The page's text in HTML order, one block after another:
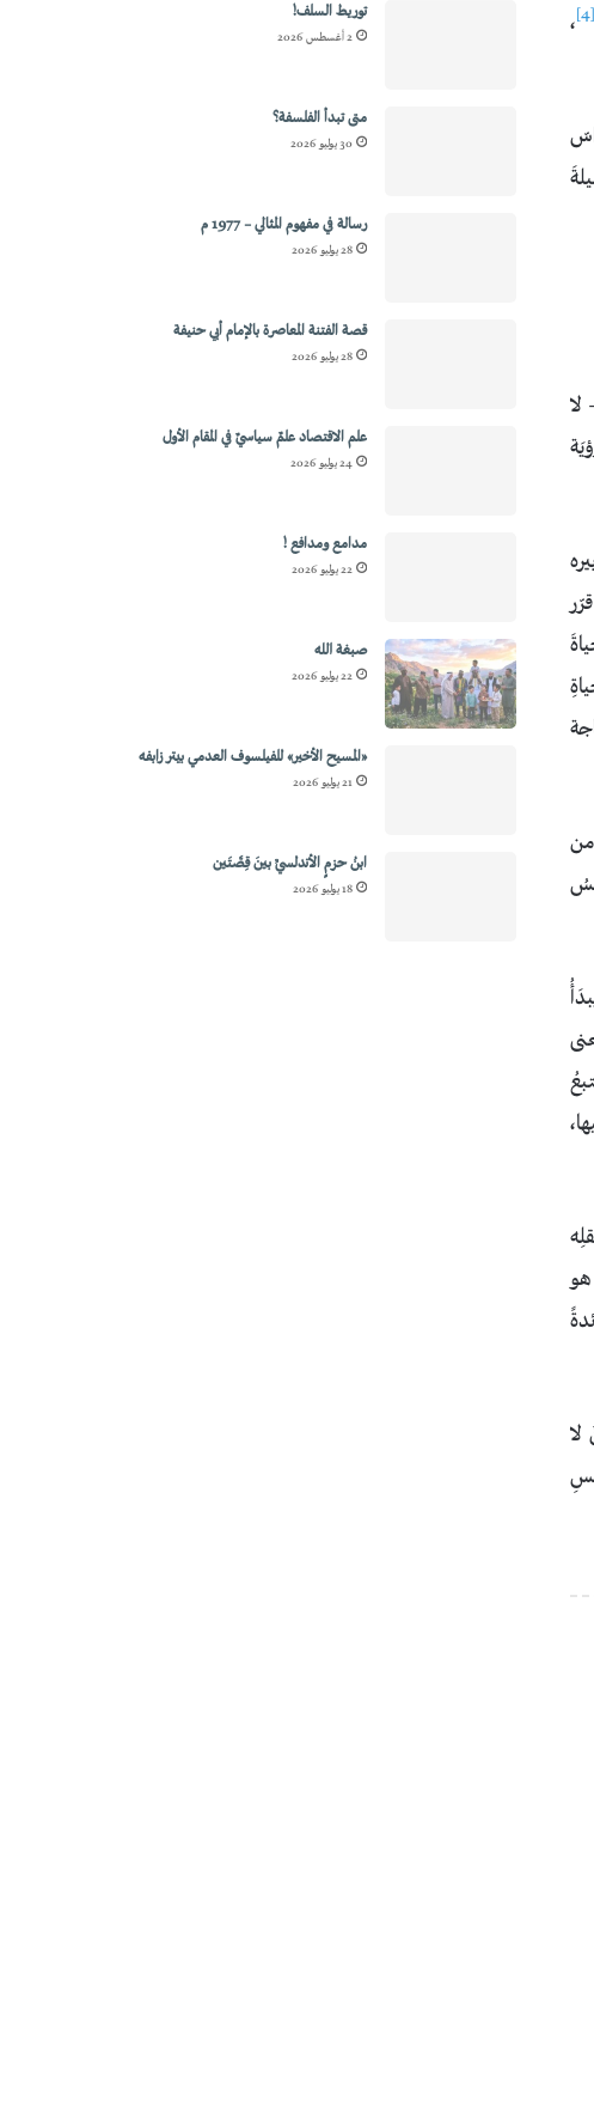
[4]
،
لا
من
هو
توريط السلف!
2 أغسطس 2026
متى تبدأ الفلسفة؟
30 يوليو 2026
رسالة في مفهوم المثالي – 1977 م
28 يوليو 2026
قصة الفتنة المعاصرة بالإمام أبي حنيفة
28 يوليو 2026
علم الاقتصاد علمٌ سياسيٌ في المقام الأول
24 يوليو 2026
مدامع ومدافع !
22 يوليو 2026
صبغة الله
22 يوليو 2026
«المسيح الأخير» للفيلسوف العدمي بيتر زابفه
21 يوليو 2026
ابنُ حزمٍ الأندلسيِّ بينَ قِصَّتَين
18 يوليو 2026